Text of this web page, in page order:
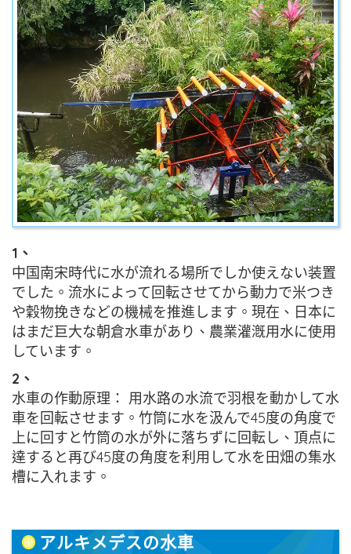
1、
中国南宋時代に水が流れる場所でしか使えない装置
でした。流水によって回転させてから動力で米つき
や穀物挽きなどの機械を推進します。現在、日本に
はまだ巨大な朝倉水車があり、農業灌漑用水に使用
しています。
2、
水車の作動原理： 用水路の水流で羽根を動かして水
車を回転させます。竹筒に水を汲んで45度の角度で
上に回すと竹筒の水が外に落ちずに回転し、頂点に
達すると再び45度の角度を利用して水を田畑の集水
槽に入れます。
アルキメデスの水車